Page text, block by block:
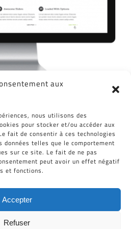
aux
nous utilisons des
pour stocker et/ou accéder aux
fait de consentir à ces technologies
telles que le comportement
sur ce site. Le fait de ne pas
peut avoir un effet négatif
et fonctions.
Accepter
Refuser
Choisissez votre
LinkedInWhatsApp
TumblrPinterest
Vk Email